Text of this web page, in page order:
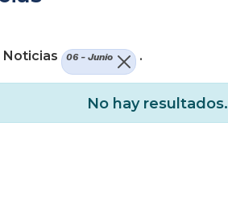
06 - Junio .
No hay resultados.